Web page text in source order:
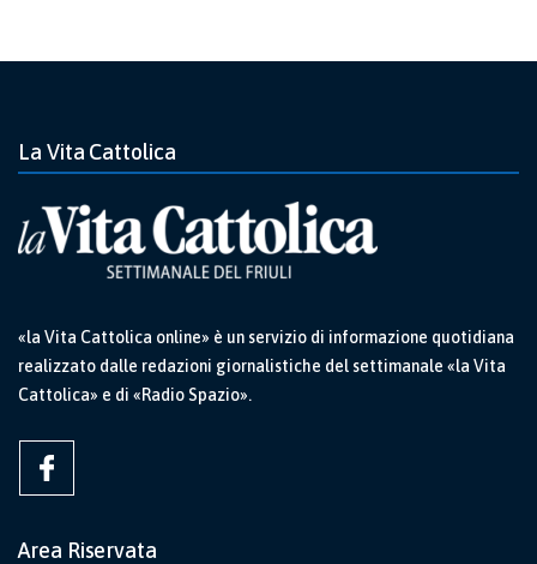
La Vita Cattolica
«la Vita Cattolica online» è un servizio di informazione quotidiana
realizzato dalle redazioni giornalistiche del settimanale «la Vita
Cattolica» e di «Radio Spazio».
Area Riservata